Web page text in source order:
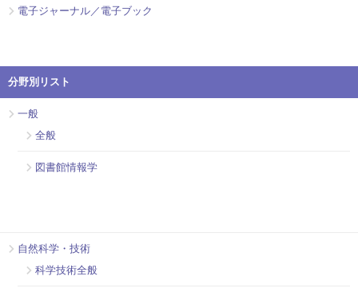
電子ジャーナル／電子ブック
分野別リスト
一般
全般
図書館情報学
自然科学・技術
科学技術全般